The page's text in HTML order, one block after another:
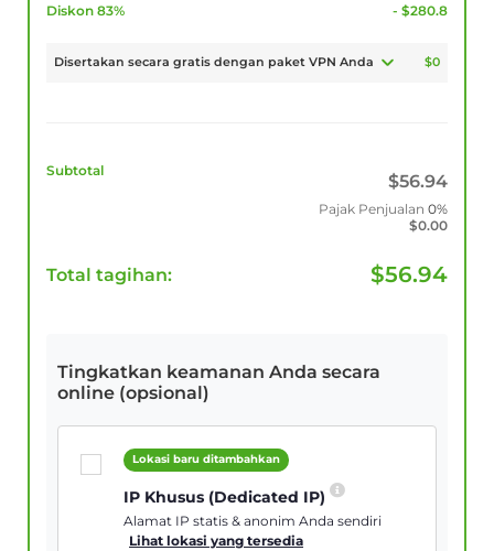
Diskon 83% - $280.8
Disertakan secara gratis dengan paket VPN Anda $0
Subtotal
$56.94
Pajak Penjualan 0%
$0.00
Total tagihan: $56.94
Tingkatkan keamanan Anda secara
online (opsional)
Lokasi baru ditambahkan
IP Khusus (Dedicated IP)
Alamat IP statis & anonim Anda sendiri
Lihat lokasi yang tersedia